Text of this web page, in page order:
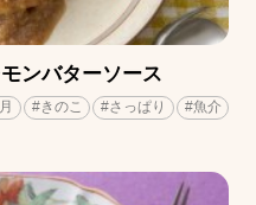
ンバターソース
#きのこ #さっぱり #魚介